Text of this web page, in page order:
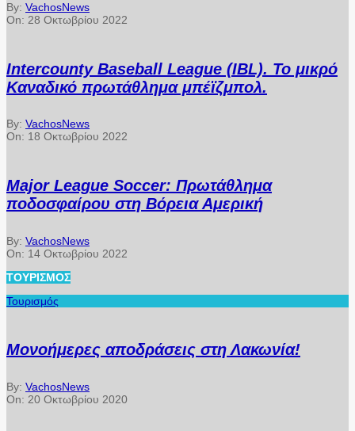
By: VachosNews
On: 28 Οκτωβρίου 2022
Intercounty Baseball League (IBL). Το μικρό
Καναδικό πρωτάθλημα μπέϊζμπολ.
By: VachosNews
On: 18 Οκτωβρίου 2022
Major League Soccer: Πρωτάθλημα
ποδοσφαίρου στη Βόρεια Αμερική
By: VachosNews
On: 14 Οκτωβρίου 2022
ΤΟΥΡΙΣΜΌΣ
Τουρισμός
Μονοήμερες αποδράσεις στη Λακωνία!
By: VachosNews
On: 20 Οκτωβρίου 2020